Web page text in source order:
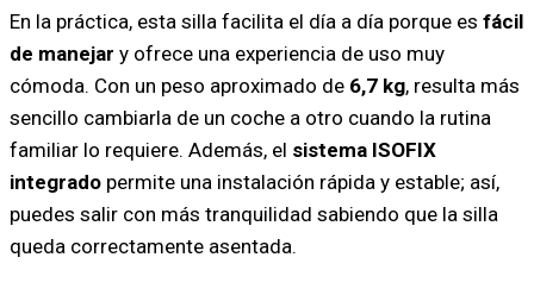
En la práctica, esta silla facilita el día a día porque es fácil
de manejar y ofrece una experiencia de uso muy
cómoda. Con un peso aproximado de 6,7 kg, resulta más
sencillo cambiarla de un coche a otro cuando la rutina
familiar lo requiere. Además, el sistema ISOFIX
integrado permite una instalación rápida y estable; así,
puedes salir con más tranquilidad sabiendo que la silla
queda correctamente asentada.